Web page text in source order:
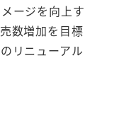
ージを向上す
数増加を目標
リニューアル